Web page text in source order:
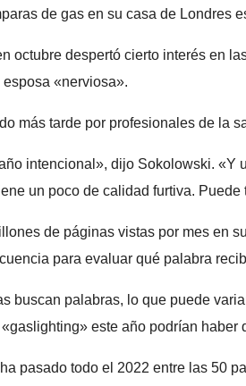
de gas en su casa de Londres
octubre despertó cierto interés en
«nerviosa».
más tarde por profesionales de la
intencional», dijo Sokolowski. «Y
un poco de calidad furtiva.
de páginas vistas por mes en
para evaluar qué palabra
buscan palabras, lo que puede
este año podrían
pasado todo el 2022 entre las 50